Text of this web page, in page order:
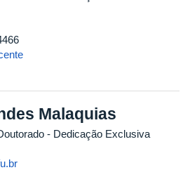
Malaquias
- Dedicação Exclusiva